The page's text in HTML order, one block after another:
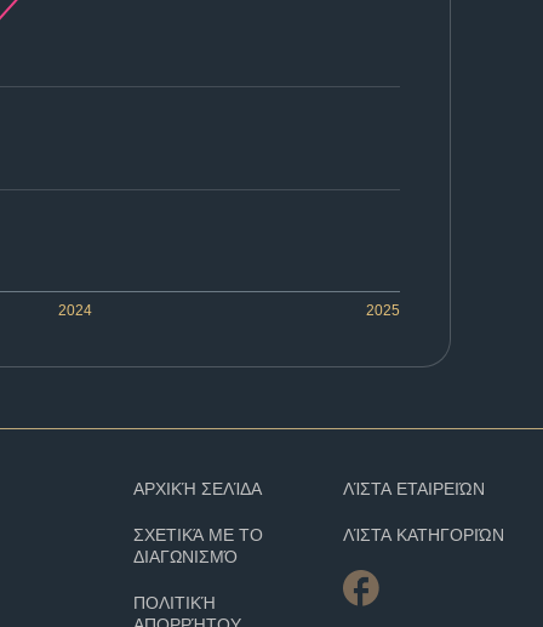
2024 2025
ΑΡΧΙΚΉ ΣΕΛΊΔΑ
ΣΧΕΤΙΚΆ ΜΕ ΤΟ
ΔΙΑΓΩΝΙΣΜΌ
ΠΟΛΙΤΙΚΉ
ΛΊΣΤΑ ΕΤΑΙΡΕΙΏΝ
ΛΊΣΤΑ ΚΑΤΗΓΟΡΙΏΝ